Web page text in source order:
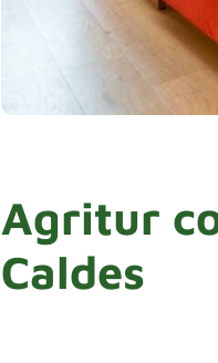
Agritur
Caldes